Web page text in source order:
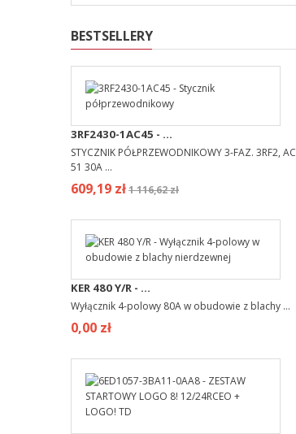
BESTSELLERY
3RF2430-1AC45 - ...
STYCZNIK PÓŁPRZEWODNIKOWY 3-FAZ. 3RF2, AC
51 30A ...
609,19 zł1 116,62 zł
KER 480 Y/R - ...
Wyłącznik 4-polowy 80A w obudowie z blachy ...
0,00 zł